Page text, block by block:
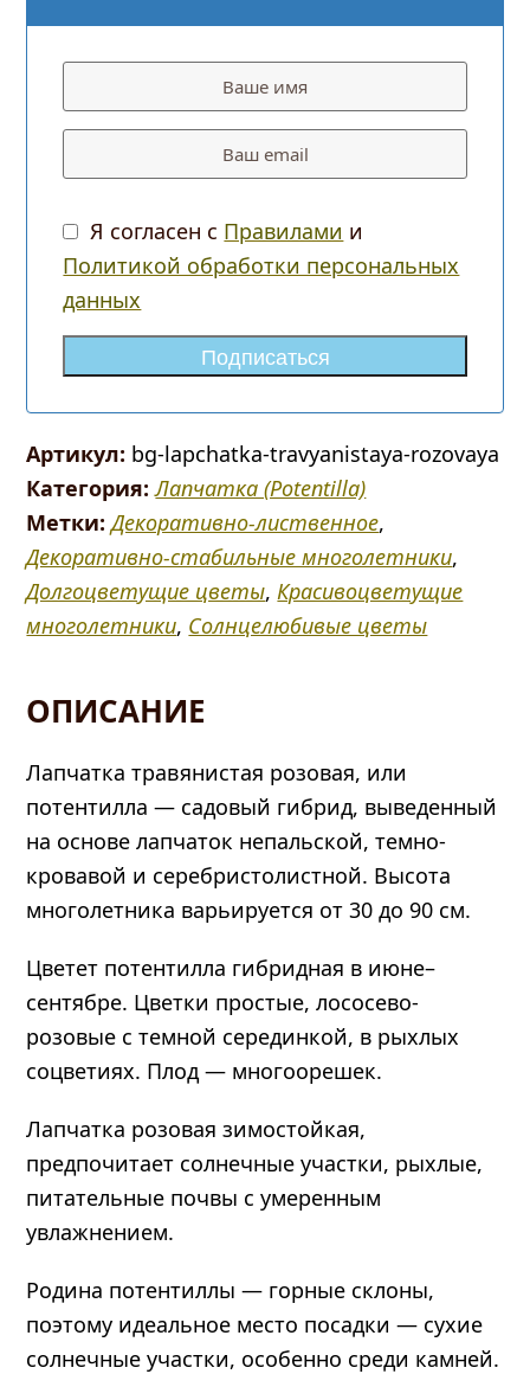
Я согласен с Правилами и
Политикой обработки персональных
данных
Подписаться
Артикул: bg-lapchatka-travyanistaya-rozovaya
Категория: Лапчатка (Potentilla)
Метки: Декоративно-лиственное,
Декоративно-стабильные многолетники,
Долгоцветущие цветы, Красивоцветущие
многолетники, Солнцелюбивые цветы
ОПИСАНИЕ
Лапчатка травянистая розовая, или
потентилла — садовый гибрид, выведенный
на основе лапчаток непальской, темно-
кровавой и серебристолистной. Высота
многолетника варьируется от 30 до 90 см.
Цветет потентилла гибридная в июне–
сентябре. Цветки простые, лососево-
розовые с темной серединкой, в рыхлых
соцветиях. Плод — многоорешек.
Лапчатка розовая зимостойкая,
предпочитает солнечные участки, рыхлые,
питательные почвы с умеренным
увлажнением.
Родина потентиллы — горные склоны,
поэтому идеальное место посадки — сухие
солнечные участки, особенно среди камней.